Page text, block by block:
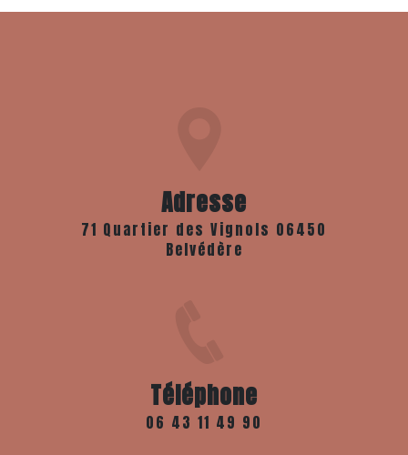
Adresse
71 Quartier des Vignols 06450
Belvédère
Téléphone
06 43 11 49 90